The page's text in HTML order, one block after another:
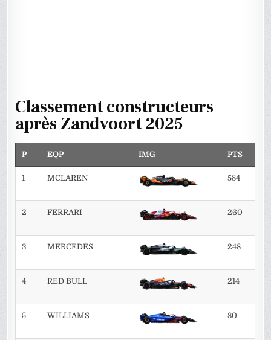
Classement constructeurs
après Zandvoort 2025
P EQP IMG PTS
1 MCLAREN 584
2 FERRARI 260
3 MERCEDES 248
4 RED BULL 214
5 WILLIAMS 80